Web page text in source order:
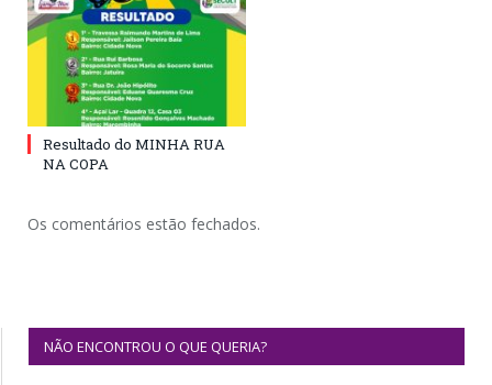
Resultado do MINHA RUA
NA COPA
Os comentários estão fechados.
NÃO ENCONTROU O QUE QUERIA?